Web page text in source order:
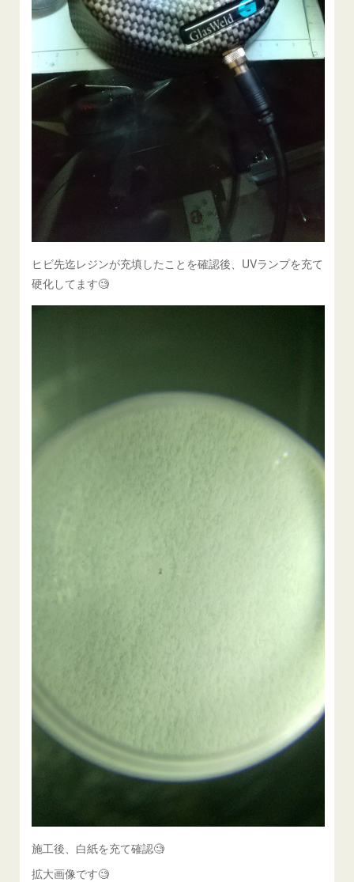
ヒビ先迄レジンが充填したことを確認後、UVランプを充て
硬化してます🧐
施工後、白紙を充て確認🧐
拡大画像です🧐